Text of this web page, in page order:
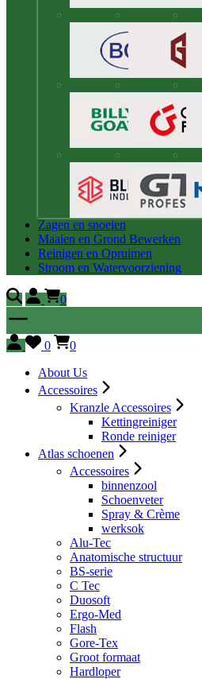
Zagen en snoeien
Maaien en Grond Bewerken
Reinigen en Opruimen
Stroom en Watervoorziening
0
0
0
About Us
Accessoires
Kranzle Accessoires
Kettingreiniger
Ronde reiniger
Atlas schoenen
Accessoires
binnenzool
Schoenveter
Spray & Crème
werksok
Alu-Tec
Anatomische structuur
BS-serie
C Tec
Duosoft
Ergo-Med
Flash
Gore-Tex
Groot formaat
Hardloper